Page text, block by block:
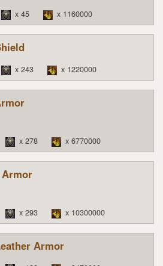
x 45 x 1160000
x 243 x 1220000
x 278 x 6770000
x 293 x 10300000
Armor